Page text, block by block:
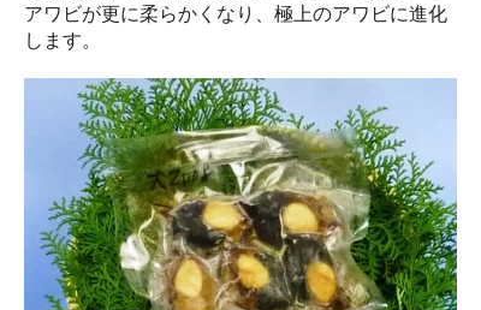
アワビが更に柔らかくなり、極上のアワビに進化
します。